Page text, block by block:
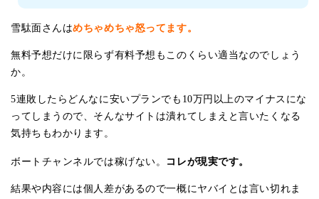
雪駄面さんはめちゃめちゃ怒ってます。
無料予想だけに限らず有料予想もこのくらい適当なのでしょう
か。
5連敗したらどんなに安いプランでも10万円以上のマイナスにな
ってしまうので、そんなサイトは潰れてしまえと言いたくなる
気持ちもわかります。
ボートチャンネルでは稼げない。 コレが現実です。
結果や内容には個人差があるので一概にヤバイとは言い切れま